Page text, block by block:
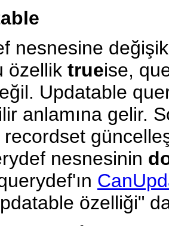
nesnesine
özellik trueise,
Updatable
anlamına gelir.
nesnesinin
özelliği"